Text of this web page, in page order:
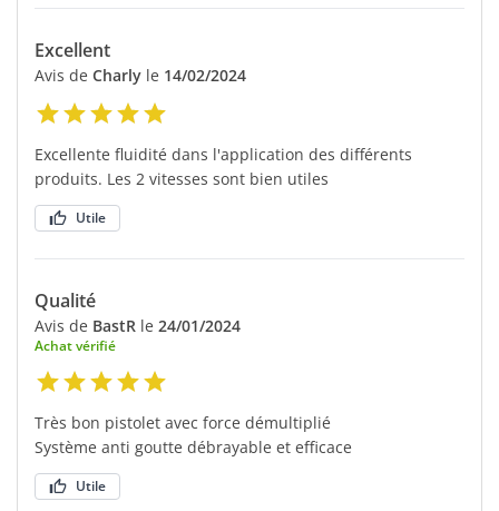
Excellent
Avis de Charly le 14/02/2024
Excellente fluidité dans l'application des différents
produits. Les 2 vitesses sont bien utiles
Utile
Qualité
Avis de BastR le 24/01/2024
Achat vérifié
Très bon pistolet avec force démultiplié
Système anti goutte débrayable et efficace
Utile